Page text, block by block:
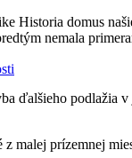
Historia domus
nemala
ďalšieho podlažia
malej prízemnej